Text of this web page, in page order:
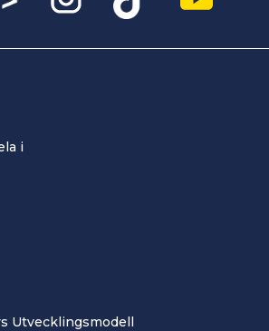
i
Utvecklingsmodell